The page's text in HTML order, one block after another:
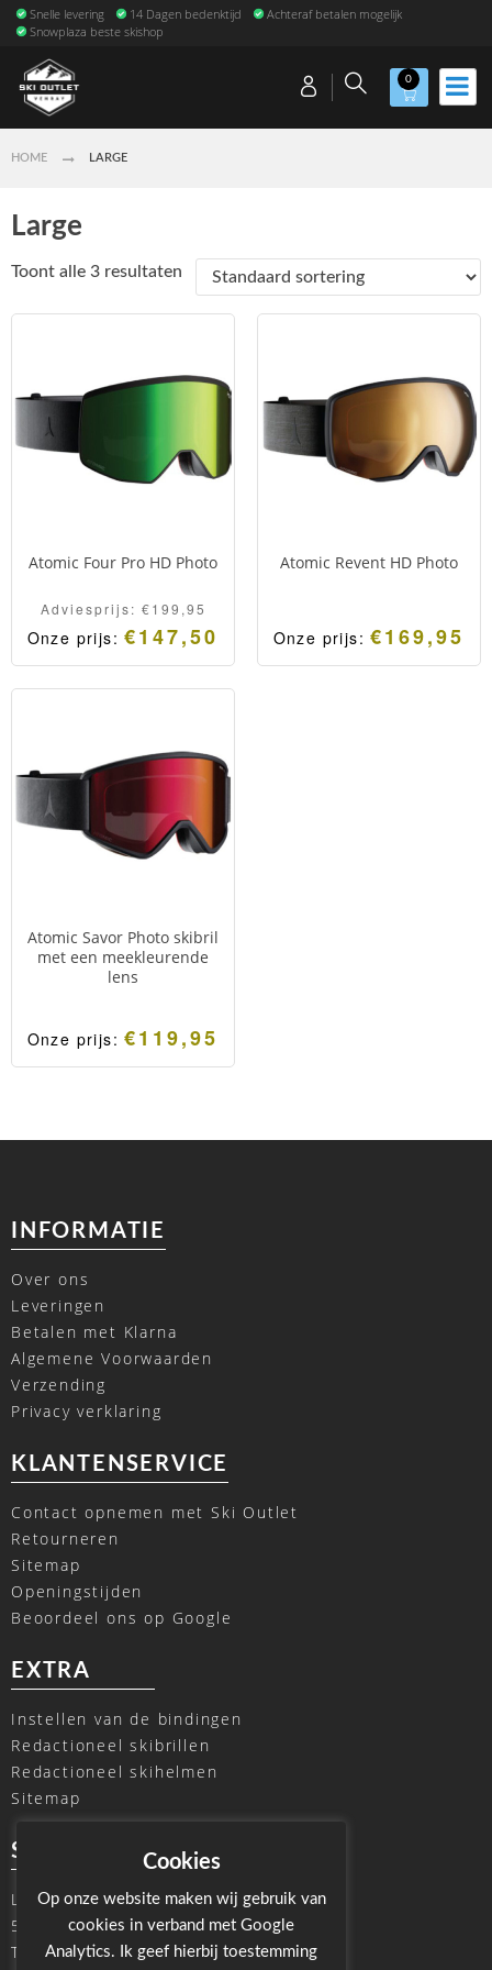
Snelle levering 14 Dagen bedenktijd
Achteraf betalen mogelijk
Snowplaza beste skishop
0
HOME LARGE
Large
Toont alle 3 resultaten
Atomic Four Pro HD Photo
Adviesprijs: €199,95
Onze prijs:€147,50
Atomic Revent HD Photo
Onze prijs:€169,95
Atomic Savor Photo skibril
met een meekleurende
lens
Onze prijs:€119,95
INFORMATIE
Over ons
Leveringen
Betalen met Klarna
Algemene Voorwaarden
Verzending
Privacy verklaring
KLANTENSERVICE
Contact opnemen met Ski Outlet
Retourneren
Sitemap
Openingstijden
Beoordeel ons op Google
EXTRA
Instellen van de bindingen
Redactioneel skibrillen
Redactioneel skihelmen
Sitemap
SKI OUTLET
Laagheidehof 8
5804 XC Venray
T
+31 478 515696
Cookies
Op onze website maken wij gebruik van
cookies in verband met Google
Analytics. Ik geef hierbij toestemming